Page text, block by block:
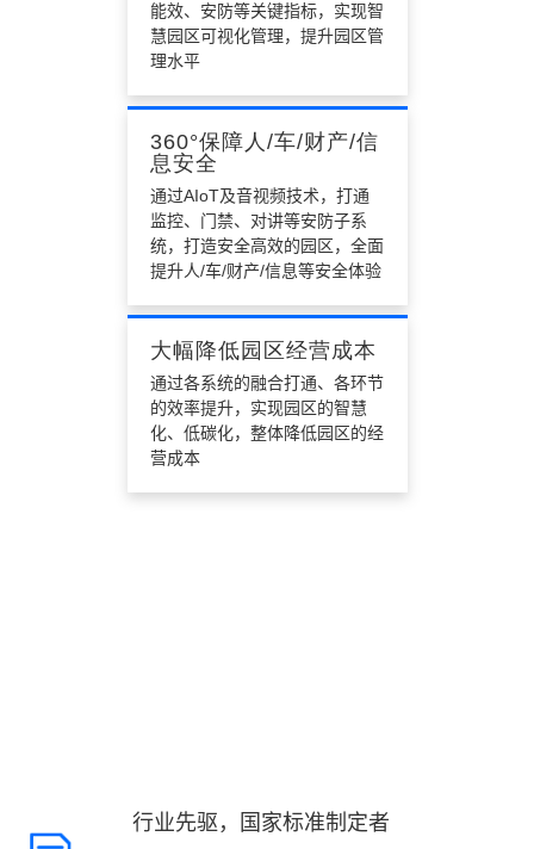
能效、安防等关键指标，实现智
慧园区可视化管理，提升园区管
理水平
360°保障人/车/财产/信
息安全
通过AIoT及音视频技术，打通
监控、门禁、对讲等安防子系
统，打造安全高效的园区，全面
提升人/车/财产/信息等安全体验
大幅降低园区经营成本
通过各系统的融合打通、各环节
的效率提升，实现园区的智慧
化、低碳化，整体降低园区的经
营成本
行业先驱，国家标准制定者